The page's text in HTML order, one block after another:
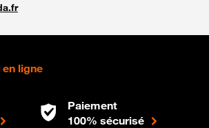
ligne
Paiement
100% sécurisé